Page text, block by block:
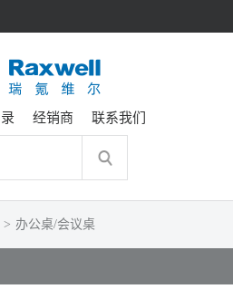
经销商 联系我们
> 办公桌/会议桌